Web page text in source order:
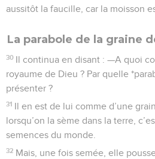
aussitôt la faucille, car la moisson
La parabole de la graine
30 Il continua en disant : —A quoi
royaume de Dieu ? Par quelle
présenter ?
31 Il en est de lui comme d’une
lorsqu’on la sème dans la terre,
semences du monde.
32 Mais, une fois semée, elle